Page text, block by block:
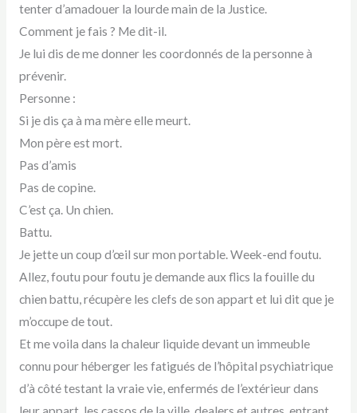
tenter d’amadouer la lourde main de la Justice.
Comment je fais ? Me dit-il.
Je lui dis de me donner les coordonnés de la personne à
prévenir.
Personne :
Si je dis ça à ma mère elle meurt.
Mon père est mort.
Pas d’amis
Pas de copine.
C’est ça. Un chien.
Battu.
Je jette un coup d’œil sur mon portable. Week-end foutu.
Allez, foutu pour foutu je demande aux flics la fouille du
chien battu, récupère les clefs de son appart et lui dit que je
m’occupe de tout.
Et me voila dans la chaleur liquide devant un immeuble
connu pour héberger les fatigués de l’hôpital psychiatrique
d’à côté testant la vraie vie, enfermés de l’extérieur dans